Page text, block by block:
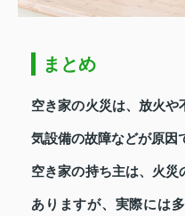
まとめ
空き家の火災は、放火
気設備の故障などが原因
空き家の持ち主は、火
ありますが、実際には